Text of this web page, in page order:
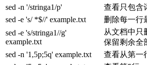
sed -n '/stringa1/p'
查看只包含
sed -e 's/ *$//' example.txt
删除每一行
sed -e 's/stringa1//g'
example.txt
从文档中只
保留剩余全
sed -n '1,5p;5q' example.txt
查看从第一